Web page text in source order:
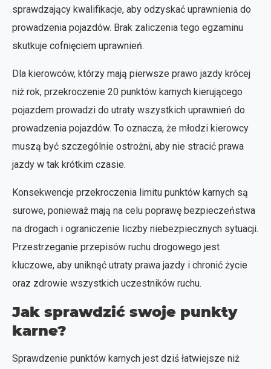
sprawdzający kwalifikacje, aby odzyskać uprawnienia do
prowadzenia pojazdów. Brak zaliczenia tego egzaminu
skutkuje cofnięciem uprawnień.
Dla kierowców, którzy mają pierwsze prawo jazdy krócej
niż rok, przekroczenie 20 punktów karnych kierującego
pojazdem prowadzi do utraty wszystkich uprawnień do
prowadzenia pojazdów. To oznacza, że młodzi kierowcy
muszą być szczególnie ostrożni, aby nie stracić prawa
jazdy w tak krótkim czasie.
Konsekwencje przekroczenia limitu punktów karnych są
surowe, ponieważ mają na celu poprawę bezpieczeństwa
na drogach i ograniczenie liczby niebezpiecznych sytuacji.
Przestrzeganie przepisów ruchu drogowego jest
kluczowe, aby uniknąć utraty prawa jazdy i chronić życie
oraz zdrowie wszystkich uczestników ruchu.
Jak sprawdzić swoje punkty
karne?
Sprawdzenie punktów karnych jest dziś łatwiejsze niż